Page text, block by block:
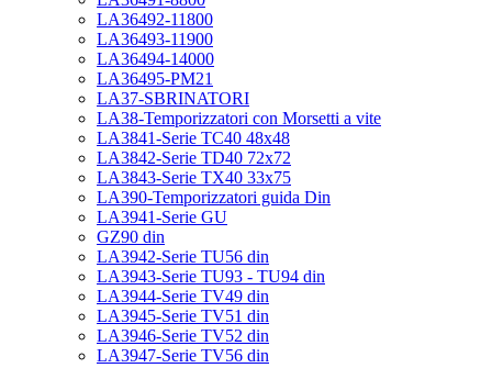
LA36492-11800
LA36493-11900
LA36494-14000
LA36495-PM21
LA37-SBRINATORI
LA38-Temporizzatori con Morsetti a vite
LA3841-Serie TC40 48x48
LA3842-Serie TD40 72x72
LA3843-Serie TX40 33x75
LA390-Temporizzatori guida Din
LA3941-Serie GU
GZ90 din
LA3942-Serie TU56 din
LA3943-Serie TU93 - TU94 din
LA3944-Serie TV49 din
LA3945-Serie TV51 din
LA3946-Serie TV52 din
LA3947-Serie TV56 din